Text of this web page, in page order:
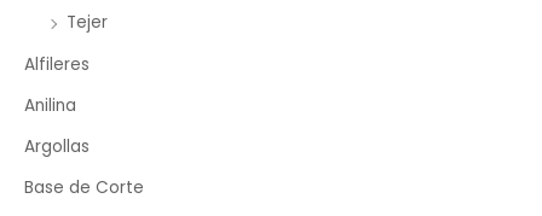
Tejer
Alfileres
Anilina
Argollas
Base de Corte